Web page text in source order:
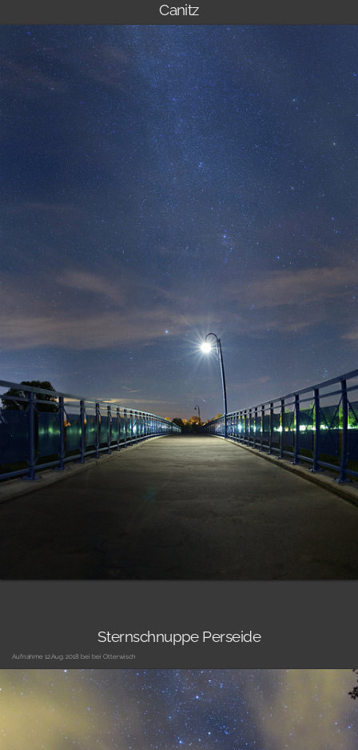
Canitz
Sternschnuppe Perseide
Aufnahme 12.Aug. 2018 bei bei Otterwisch